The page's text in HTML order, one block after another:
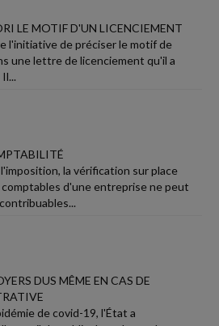
LE MOTIF D'UN LICENCIEMENT
l'initiative de préciser le motif de
une lettre de licenciement qu'il a
la vérification sur place
d'une entreprise ne peut
DUS MÊME EN CAS DE
de covid-19, l'État a